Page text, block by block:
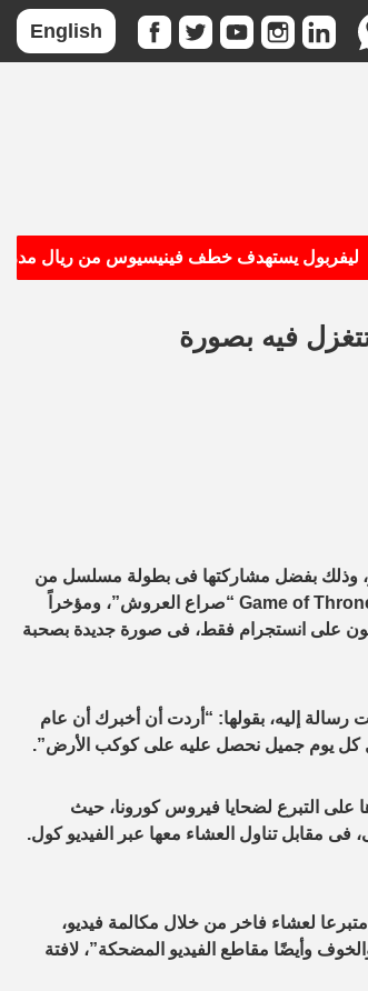
English
يستهدف خطف فينيسيوس من ريال مدريد
فيه بصورة
وذلك بفضل مشاركتها فى بطولة مسلسل من
أفضل المسلسلات التي حققت مشاهدات كبيرة خلال السنوات الأخيرة وهو مسلسل Game of Thrones “صراع العروش”، ومؤخراً
التي تحظى بمتابعة كبيرة على السوشيال ميديا تصل إلى قرابة الـ 30 مليون على انستجرام فقط، فى صورة جديدة بصحبة
عن حبها الشديد للكلب في الأيام الأولى من بداية عام 2021، ووجهت رسالة إليه، بقولها: “أردت أن أخبرك أن عام
على التبرع لضحايا فيروس كورونا، حيث
ونشرت إيميليا كلارك مقطع فيديو عبر حسابها بموقع “إنستجرام” تقول به إنها تدعو 12 متبرعا لعشاء فاخر من خلال مكالمة فيديو،
وأيضًا مقاطع الفيديو المضحكة”، لافتة